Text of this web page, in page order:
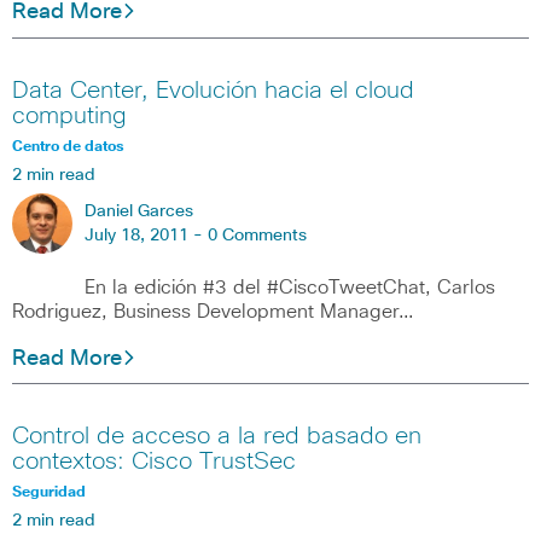
Read More
Data Center, Evolución hacia el cloud
computing
Centro de datos
2 min read
Daniel Garces
July 18, 2011 - 0 Comments
En la edición #3 del #CiscoTweetChat, Carlos
Rodriguez, Business Development Manager…
Read More
Control de acceso a la red basado en
contextos: Cisco TrustSec
Seguridad
2 min read